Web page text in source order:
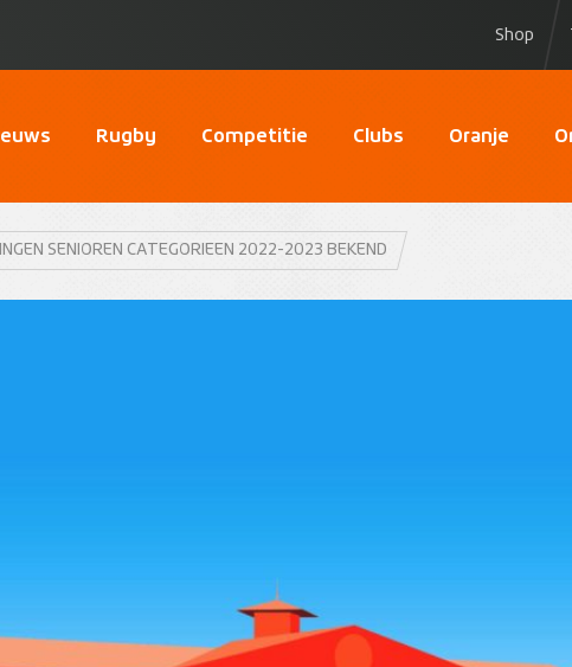
Shop
Rugby Competitie Clubs Oranje
SENIOREN CATEGORIEEN 2022-2023 BEKEND